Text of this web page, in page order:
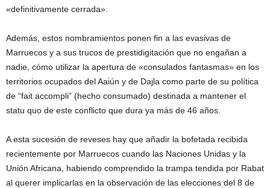
«definitivamente cerrada».
Además, estos nombramientos ponen fin a las evasivas de
Marruecos y a sus trucos de prestidigitación que no engañan a
nadie, cómo utilizar la apertura de «consulados fantasmas» en los
territorios ocupados del Aaiún y de Dajla como parte de su política
de “fait accompli” (hecho consumado) destinada a mantener el
statu quo de este conflicto que dura ya más de 46 años.
A esta sucesión de reveses hay que añadir la bofetada recibida
recientemente por Marruecos cuando las Naciones Unidas y la
Unión Africana, habiendo comprendido la trampa tendida por Rabat
al querer implicarlas en la observación de las elecciones del 8 de